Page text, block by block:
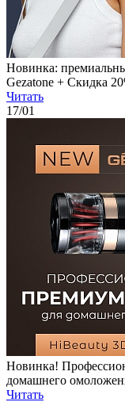
Новинка:
Gezatone + Скидка
Читать
17/01
Новинка!
домашнего
Читать